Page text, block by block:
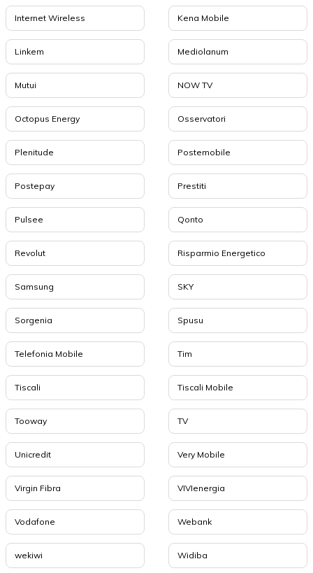
Internet Wireless Kena Mobile
Linkem Mediolanum
Mutui NOW TV
Octopus Energy Osservatori
Plenitude Postemobile
Postepay Prestiti
Pulsee Qonto
Revolut Risparmio Energetico
Samsung SKY
Sorgenia Spusu
Telefonia Mobile Tim
Tiscali Tiscali Mobile
Tooway TV
Unicredit Very Mobile
Virgin Fibra VIVIenergia
Vodafone Webank
wekiwi Widiba